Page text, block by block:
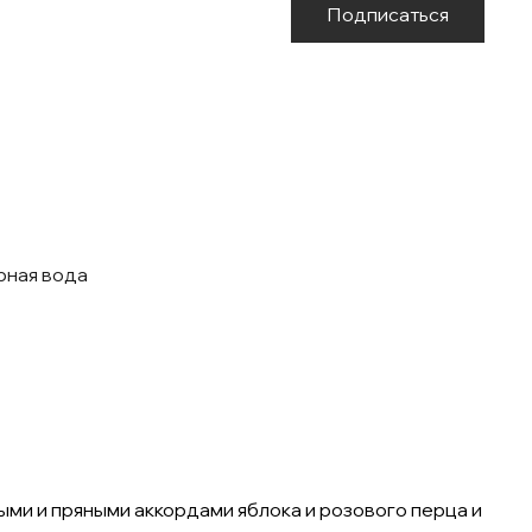
Подписаться
вода
и пряными аккордами яблока и розового перца и